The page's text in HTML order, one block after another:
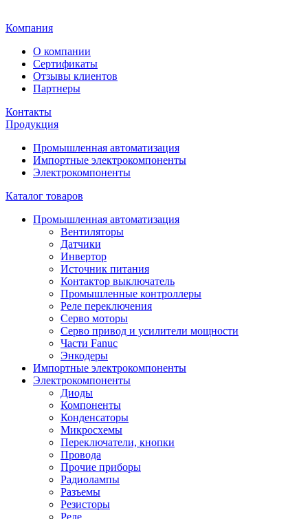
Компания
О компании
Сертификаты
Отзывы клиентов
Партнеры
Контакты
Продукция
Промышленная автоматизация
Импортные электрокомпоненты
Электрокомпоненты
Каталог товаров
Промышленная автоматизация
Вентиляторы
Датчики
Инвертор
Источник питания
Контактор выключатель
Промышленные контроллеры
Реле переключения
Серво моторы
Серво привод и усилители мощности
Части Fanuc
Энкодеры
Импортные электрокомпоненты
Электрокомпоненты
Диоды
Компоненты
Конденсаторы
Микросхемы
Переключатели, кнопки
Провода
Прочие приборы
Радиолампы
Разъемы
Резисторы
Реле